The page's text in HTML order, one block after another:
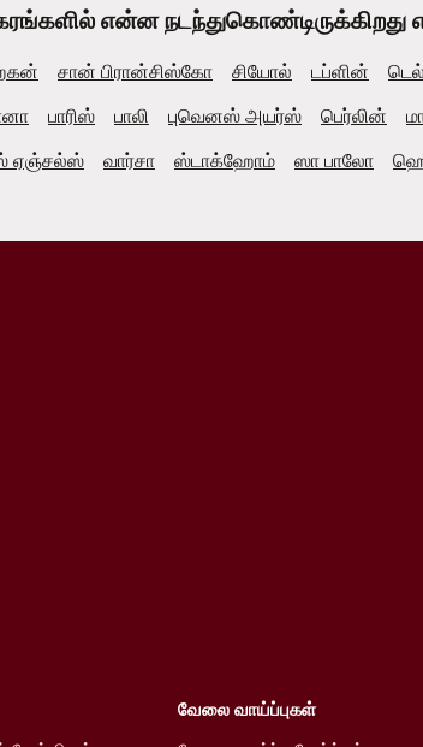
என்ன நடந்துகொண்டிருக்கிறது
சான் பிரான்சிஸ்கோ சியோல் டப்ளின்
பாரிஸ் பாலி புவெனஸ் அயர்ஸ் பெர்லின்
ஏஞ்சல்ஸ் வார்சா ஸ்டாக்ஹோம் ஸா பாலோ
வேலை வாய்ப்புகள்